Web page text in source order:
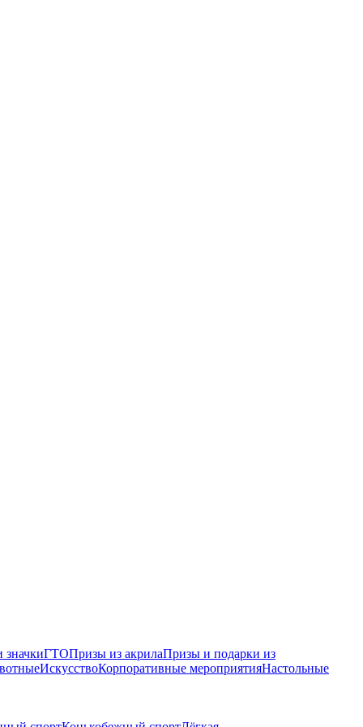
значкиГТОПризы из акрилаПризы и подарки из
ИскусствоКорпоративные мероприятияНастольные